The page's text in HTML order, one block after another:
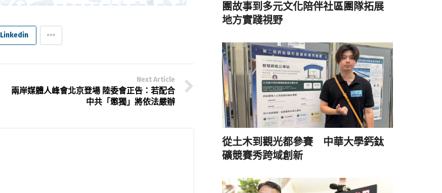
Linkedin
Next Article
兩岸媒體人峰會北京登場 陸委會正告：若配合
中共「懲獨」將依法嚴辦
團故事到多元文化陪伴社區團隊拓展
地方實踐視野
從土木到觀光都參賽 中華大學鈣鈦
礦競賽秀跨域創新